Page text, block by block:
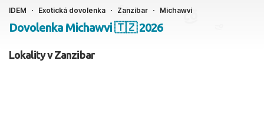
Ako cestujete?
2 dospelí, 0 deti
IDEM Exotická dovolenka Zanzibar Michawvi
Dovolenka Michawvi 🇹🇿 2026
Lokality v Zanzibar